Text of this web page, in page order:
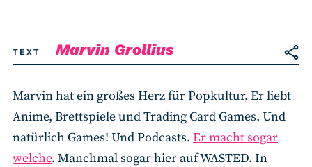
KONTAKT
Unterstützen
TEXT Marvin Grollius
Marvin hat ein großes Herz für Popkultur. Er liebt
Anime, Brettspiele und Trading Card Games. Und
natürlich Games! Und Podcasts. Er macht sogar
welche. Manchmal sogar hier auf WASTED. In